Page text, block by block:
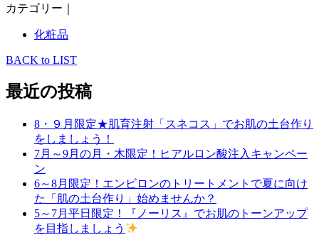
カテゴリー｜
化粧品
BACK to LIST
最近の投稿
8・９月限定★肌育注射「スネコス」でお肌の土台作り
をしましょう！
7月～9月の月・木限定！ヒアルロン酸注入キャンペー
ン
6～8月限定！エンビロンのトリートメントで夏に向け
た「肌の土台作り」始めませんか？
5～7月平日限定！『ノーリス』でお肌のトーンアップ
を目指しましょう